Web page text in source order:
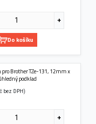
Do košíku
Brother TZe-131, 12mm x
podklad
bez DPH)